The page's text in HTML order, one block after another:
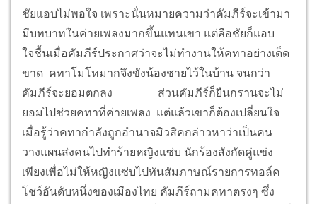
ชัยแอบไม่พอใจ เพราะนั่นหมายความว่าคัมภีร์จะเข้ามา
มีบทบาทในค่ายเพลงมากขึ้นแทนเขา แต่ลือชัยก็แอบ
ใจชื้นเมื่อคัมภีร์ประกาศว่าจะไม่ทำงานให้คทาอย่างเด็ด
ขาด คทาโมโหมากจึงขังน้องชายไว้ในบ้าน จนกว่า
คัมภีร์จะยอมตกลง
ส่วนคัมภีร์ก็ยืนกรานจะไม่
ยอมไปช่วยคทาที่ค่ายเพลง แต่แล้วเขาก็ต้องเปลี่ยนใจ
เมื่อรู้ว่าคทากำลังถูกอำนาจมิวสิคกล่าวหาว่าเป็นคน
วางแผนส่งคนไปทำร้ายหญิงแซ่บ นักร้องสังกัดคู่แข่ง
เพียงเพื่อไม่ให้หญิงแซ่บไปทันสัมภาษณ์รายการทอล์ค
โชว์อันดับหนึ่งของเมืองไทย คัมภีร์ถามคทาตรงๆ ซึ่ง